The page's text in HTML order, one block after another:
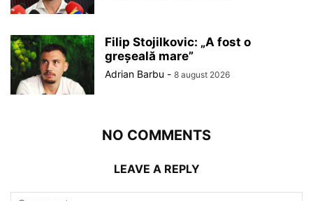
Filip Stojilkovic: „A fost o
greșeală mare”
Adrian Barbu - 8 august 2026
NO COMMENTS
LEAVE A REPLY